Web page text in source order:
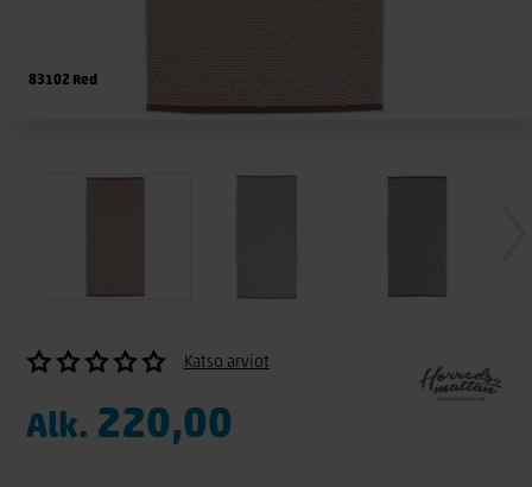
83102 Red
Katso arviot
Alk. 220,00